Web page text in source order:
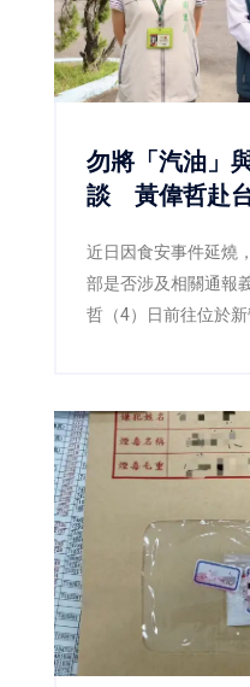
勿將「汽油」
談 黃偉哲赴
近日因食安事件延燒
部是否涉及相關通報
哲（4）日前往位於
常食用油品並無關聯
彼油」，避免錯誤資